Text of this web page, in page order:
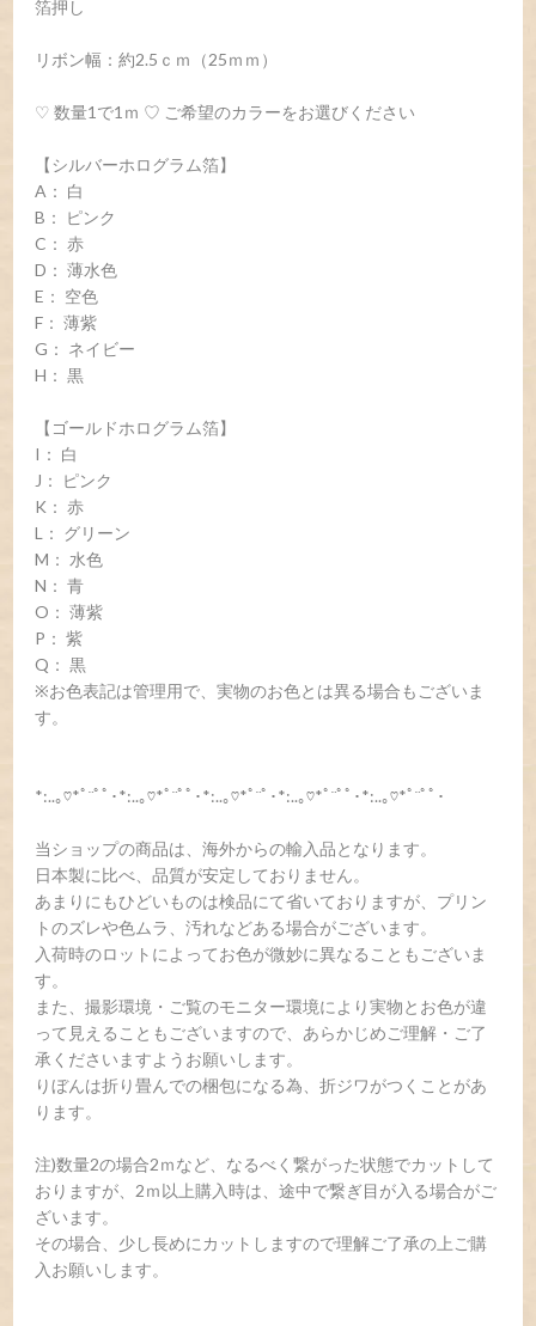
箔押し
リボン幅：約2.5ｃｍ（25ｍｍ）
♡ 数量1で1ｍ ♡ ご希望のカラーをお選びください
【シルバーホログラム箔】
A： 白
B： ピンク
C： 赤
D： 薄水色
E： 空色
F： 薄紫
G： ネイビー
H： 黒
【ゴールドホログラム箔】
I： 白
J： ピンク
K： 赤
L： グリーン
M： 水色
N： 青
O： 薄紫
P： 紫
Q： 黒
※お色表記は管理用で、実物のお色とは異る場合もございま
す。
*:..｡♡*ﾟ¨ﾟﾟ･*:..｡♡*ﾟ¨ﾟﾟ･*:..｡♡*ﾟ¨ﾟ･*:..｡♡*ﾟ¨ﾟﾟ･*:..｡♡*ﾟ¨ﾟﾟ･
当ショップの商品は、海外からの輸入品となります。
日本製に比べ、品質が安定しておりません。
あまりにもひどいものは検品にて省いておりますが、プリン
トのズレや色ムラ、汚れなどある場合がございます。
入荷時のロットによってお色が微妙に異なることもございま
す。
また、撮影環境・ご覧のモニター環境により実物とお色が違
って見えることもございますので、あらかじめご理解・ご了
承くださいますようお願いします。
りぼんは折り畳んでの梱包になる為、折ジワがつくことがあ
ります。
注)数量2の場合2ｍなど、なるべく繋がった状態でカットして
おりますが、2ｍ以上購入時は、途中で繋ぎ目が入る場合がご
ざいます。
その場合、少し長めにカットしますので理解ご了承の上ご購
入お願いします。